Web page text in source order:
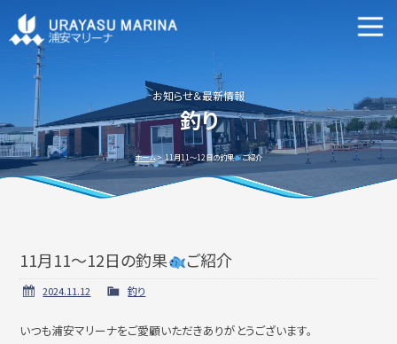
マリーナ施設案内
申込資格・艇の種類等
新艇・中古艇情報
ビジターバースご利用について
お知らせ＆最新情報
釣り
ホーム 11月11～12日の釣果 ご紹介
11月11～12日の釣果 ご紹介
2024.11.12 釣り
いつも浦安マリーナをご愛顧いただきありがとうございます。